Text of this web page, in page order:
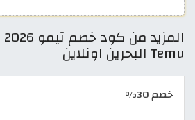
Temu البحرين اونلاين
خصم 30%